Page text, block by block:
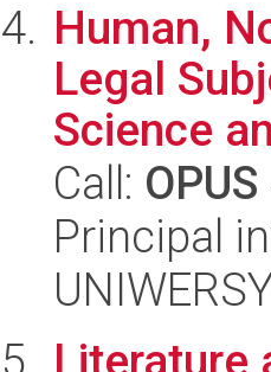
Human,
Legal
Science
Call:
Principal
Literature